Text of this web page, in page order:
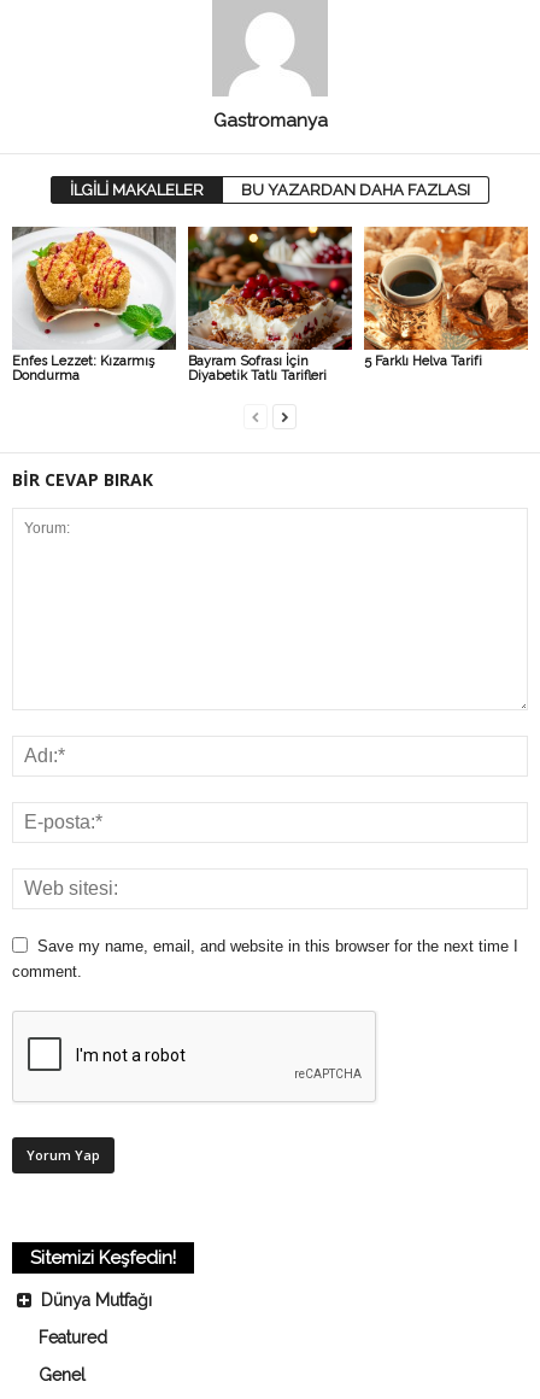
Gastromanya
İLGİLİ MAKALELER BU YAZARDAN DAHA FAZLASI
Enfes Lezzet: Kızarmış
Dondurma
Bayram Sofrası İçin
Diyabetik Tatlı Tarifleri
5 Farklı Helva Tarifi
BİR CEVAP BIRAK
Save my name, email, and website in this browser for the next time I
comment.
Sitemizi Keşfedin!
Dünya Mutfağı
Featured
Genel